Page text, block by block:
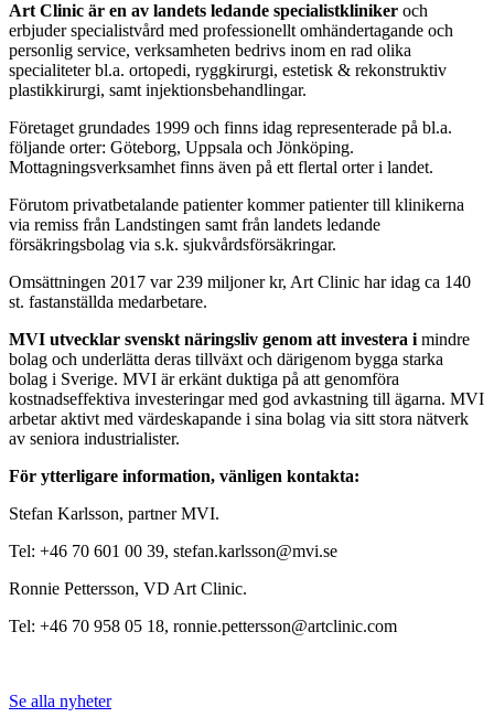
Art Clinic är en av landets ledande specialistkliniker och
erbjuder specialistvård med professionellt omhändertagande och
personlig service, verksamheten bedrivs inom en rad olika
specialiteter bl.a. ortopedi, ryggkirurgi, estetisk & rekonstruktiv
plastikkirurgi, samt injektionsbehandlingar.
Företaget grundades 1999 och finns idag representerade på bl.a.
följande orter: Göteborg, Uppsala och Jönköping.
Mottagningsverksamhet finns även på ett flertal orter i landet.
Förutom privatbetalande patienter kommer patienter till klinikerna
via remiss från Landstingen samt från landets ledande
försäkringsbolag via s.k. sjukvårdsförsäkringar.
Omsättningen 2017 var 239 miljoner kr, Art Clinic har idag ca 140
st. fastanställda medarbetare.
MVI utvecklar svenskt näringsliv genom att investera i mindre
bolag och underlätta deras tillväxt och därigenom bygga starka
bolag i Sverige. MVI är erkänt duktiga på att genomföra
kostnadseffektiva investeringar med god avkastning till ägarna. MVI
arbetar aktivt med värdeskapande i sina bolag via sitt stora nätverk
av seniora industrialister.
För ytterligare information, vänligen kontakta:
Stefan Karlsson, partner MVI.
Tel: +46 70 601 00 39, stefan.karlsson@mvi.se
Ronnie Pettersson, VD Art Clinic.
Tel: +46 70 958 05 18, ronnie.pettersson@artclinic.com
Se alla nyheter